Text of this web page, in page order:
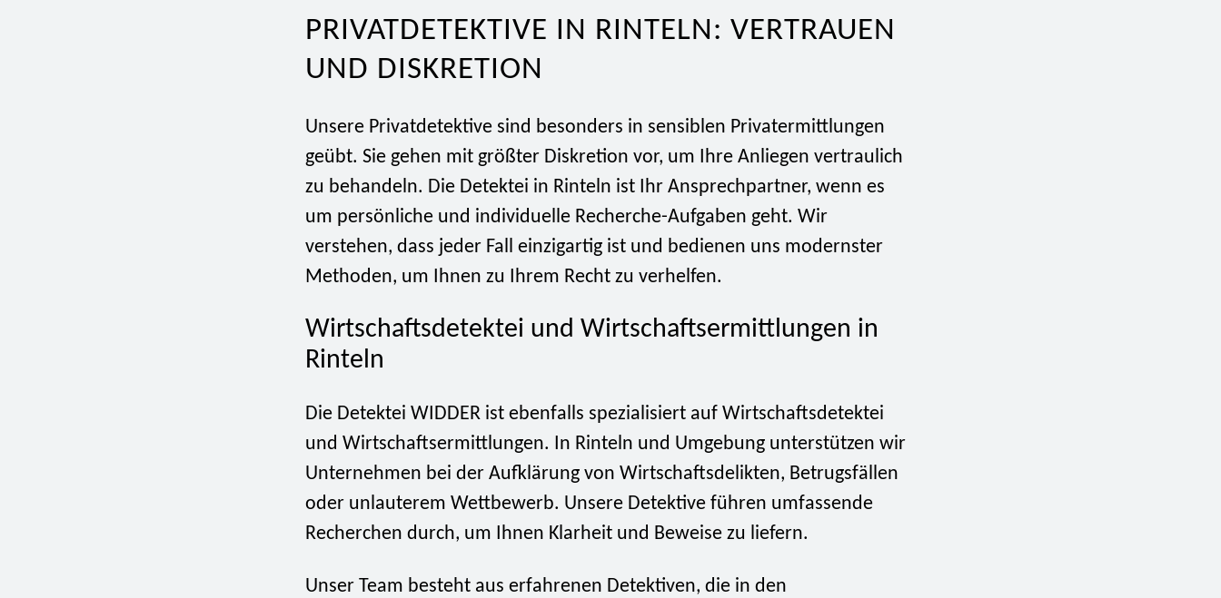
PRIVATDETEKTIVE IN RINTELN: VERTRAUEN
UND DISKRETION
Unsere Privatdetektive sind besonders in sensiblen Privatermittlungen
geübt. Sie gehen mit größter Diskretion vor, um Ihre Anliegen vertraulich
zu behandeln. Die Detektei in Rinteln ist Ihr Ansprechpartner, wenn es
um persönliche und individuelle Recherche-Aufgaben geht. Wir
verstehen, dass jeder Fall einzigartig ist und bedienen uns modernster
Methoden, um Ihnen zu Ihrem Recht zu verhelfen.
Wirtschaftsdetektei und Wirtschaftsermittlungen in
Rinteln
Die Detektei WIDDER ist ebenfalls spezialisiert auf Wirtschaftsdetektei
und Wirtschaftsermittlungen. In Rinteln und Umgebung unterstützen wir
Unternehmen bei der Aufklärung von Wirtschaftsdelikten, Betrugsfällen
oder unlauterem Wettbewerb. Unsere Detektive führen umfassende
Recherchen durch, um Ihnen Klarheit und Beweise zu liefern.
Unser Team besteht aus erfahrenen Detektiven, die in den